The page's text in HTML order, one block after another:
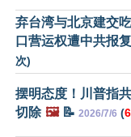
弃台湾与北京建交
口营运权遭中共报复
次)
摆明态度！川普指
切除 🖼️📝 2026/7/6 (